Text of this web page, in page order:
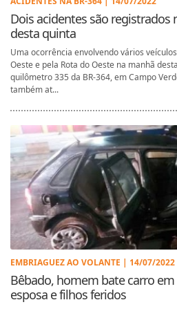
Dois acidentes são registrados
desta quinta
Uma ocorrência envolvendo vários
Oeste e pela Rota do Oeste na manhã
quilômetro 335 da BR-364, em Campo
também at...
EMBRIAGUEZ AO VOLANTE | 14/07/2022
Bêbado, homem bate carro
esposa e filhos feridos